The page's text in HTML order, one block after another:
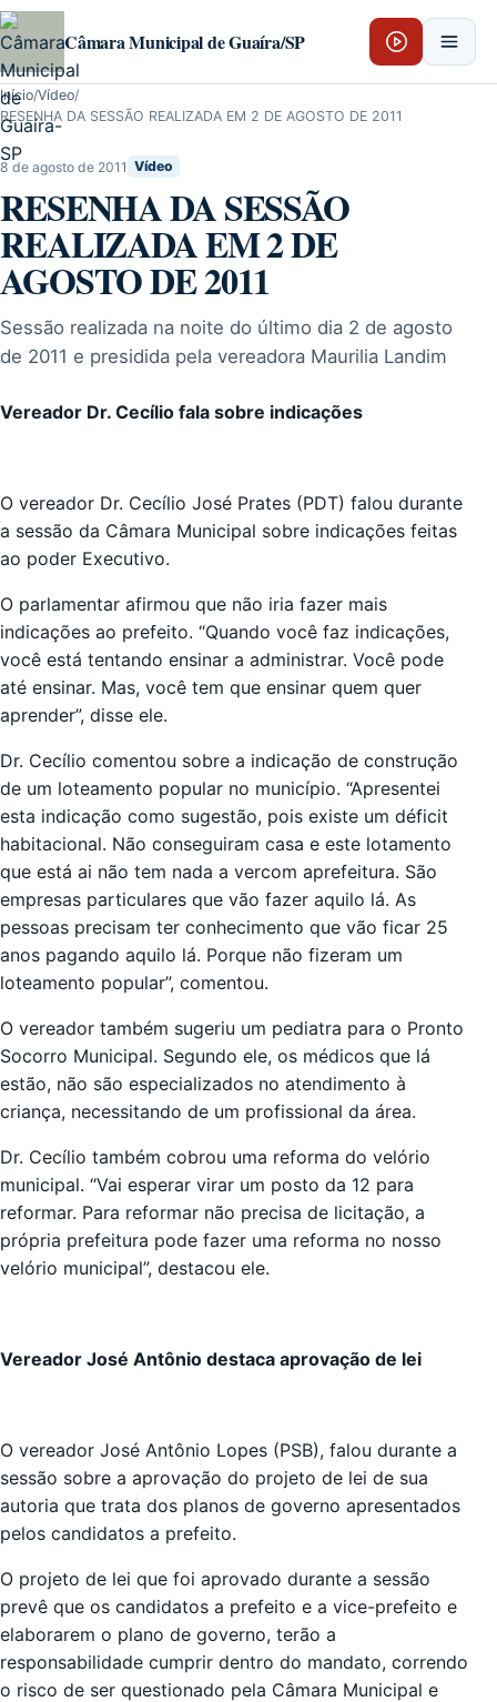
Pular para o conteúdo
Câmara Municipal de Guaíra/SP
Início/Vídeo/
RESENHA DA SESSÃO REALIZADA EM 2 DE AGOSTO DE 2011
8 de agosto de 2011 Vídeo
RESENHA DA SESSÃO
REALIZADA EM 2 DE
AGOSTO DE 2011
Sessão realizada na noite do último dia 2 de agosto
de 2011 e presidida pela vereadora Maurilia Landim
Vereador Dr. Cecílio fala sobre indicações
O vereador Dr. Cecílio José Prates (PDT) falou durante
a sessão da Câmara Municipal sobre indicações feitas
ao poder Executivo.
O parlamentar afirmou que não iria fazer mais
indicações ao prefeito. “Quando você faz indicações,
você está tentando ensinar a administrar. Você pode
até ensinar. Mas, você tem que ensinar quem quer
aprender”, disse ele.
Dr. Cecílio comentou sobre a indicação de construção
de um loteamento popular no município. “Apresentei
esta indicação como sugestão, pois existe um déficit
habitacional. Não conseguiram casa e este lotamento
que está ai não tem nada a vercom aprefeitura. São
empresas particulares que vão fazer aquilo lá. As
pessoas precisam ter conhecimento que vão ficar 25
anos pagando aquilo lá. Porque não fizeram um
loteamento popular”, comentou.
O vereador também sugeriu um pediatra para o Pronto
Socorro Municipal. Segundo ele, os médicos que lá
estão, não são especializados no atendimento à
criança, necessitando de um profissional da área.
Dr. Cecílio também cobrou uma reforma do velório
municipal. “Vai esperar virar um posto da 12 para
reformar. Para reformar não precisa de licitação, a
própria prefeitura pode fazer uma reforma no nosso
velório municipal”, destacou ele.
Vereador José Antônio destaca aprovação de lei
O vereador José Antônio Lopes (PSB), falou durante a
sessão sobre a aprovação do projeto de lei de sua
autoria que trata dos planos de governo apresentados
pelos candidatos a prefeito.
O projeto de lei que foi aprovado durante a sessão
prevê que os candidatos a prefeito e a vice-prefeito e
elaborarem o plano de governo, terão a
responsabilidade cumprir dentro do mandato, correndo
o risco de ser questionado pela Câmara Municipal e